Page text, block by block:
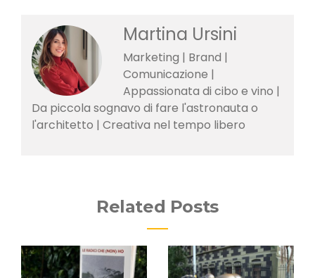
Martina Ursini
Marketing | Brand |
Comunicazione |
Appassionata di cibo e vino |
Da piccola sognavo di fare l'astronauta o
l'architetto | Creativa nel tempo libero
Related Posts